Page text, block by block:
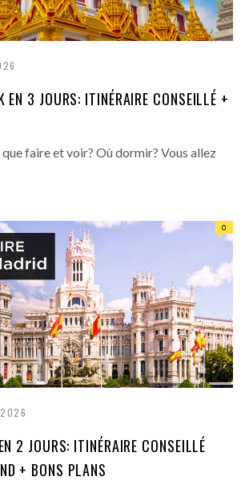
EN 3 JOURS: ITINÉRAIRE CONSEILLÉ +
faire et voir? Où dormir? Vous allez
0
2 JOURS: ITINÉRAIRE CONSEILLÉ
+ BONS PLANS